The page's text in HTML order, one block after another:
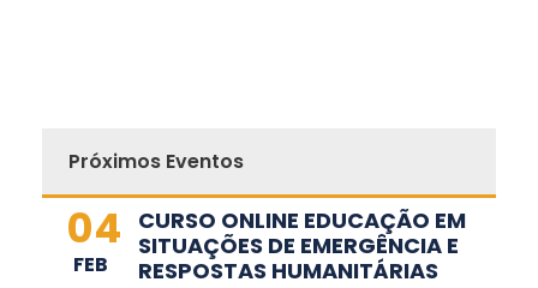
Próximos Eventos
04
FEB
CURSO ONLINE EDUCAÇÃO EM
SITUAÇÕES DE EMERGÊNCIA E
RESPOSTAS HUMANITÁRIAS